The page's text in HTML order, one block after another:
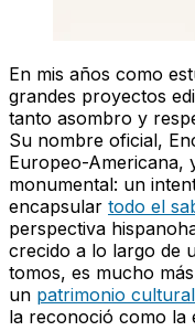
En mis años como
grandes proyectos
tanto asombro y
Su nombre oficial,
Europeo-Americana,
monumental: un
encapsular todo el
perspectiva
crecido a lo largo de
tomos, es mucho
un patrimonio cultural
la reconoció como la